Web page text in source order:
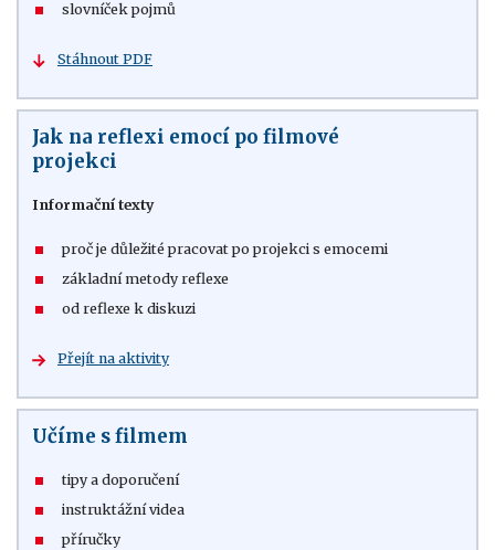
slovníček pojmů
Stáhnout PDF
Jak na reflexi emocí po filmové
projekci
Informační texty
proč je důležité pracovat po projekci s emocemi
základní metody reflexe
od reflexe k diskuzi
Přejít na aktivity
Učíme s filmem
tipy a doporučení
instruktážní videa
příručky